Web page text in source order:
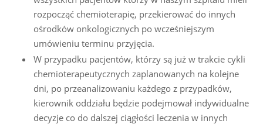
rozpocząć chemioterapię, przekierować do innych
ośrodków onkologicznych po wcześniejszym
umówieniu terminu przyjęcia.
W przypadku pacjentów, którzy są już w trakcie cykli
chemioterapeutycznych zaplanowanych na kolejne
dni, po przeanalizowaniu każdego z przypadków,
kierownik oddziału będzie podejmował indywidualne
decyzje co do dalszej ciągłości leczenia w innych